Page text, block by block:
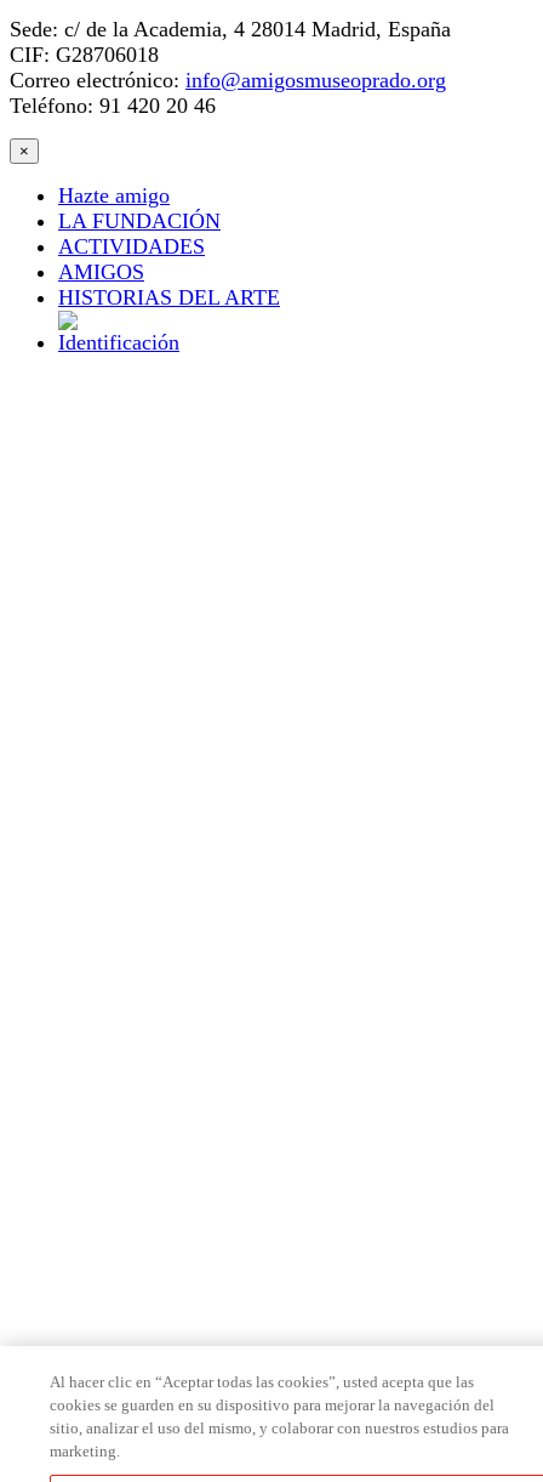
Sede: c/ de la Academia, 4 28014 Madrid, España
CIF: G28706018
Correo electrónico: info@amigosmuseoprado.org
Teléfono: 91 420 20 46
×
Hazte amigo
LA FUNDACIÓN
ACTIVIDADES
AMIGOS
HISTORIAS DEL ARTE
Al hacer clic en “Aceptar todas las cookies”, usted acepta que las
cookies se guarden en su dispositivo para mejorar la navegación del
sitio, analizar el uso del mismo, y colaborar con nuestros estudios para
marketing.